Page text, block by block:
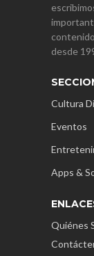
desde
Cultura
Eventos
Apps &
Quiénes